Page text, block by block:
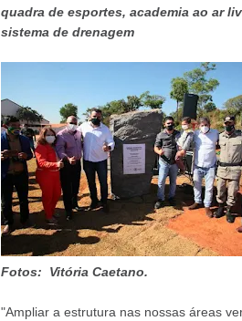
quadra de esportes, academia ao ar
sistema de drenagem
Fotos: Vitória Caetano.
"Ampliar a estrutura nas nossas áreas